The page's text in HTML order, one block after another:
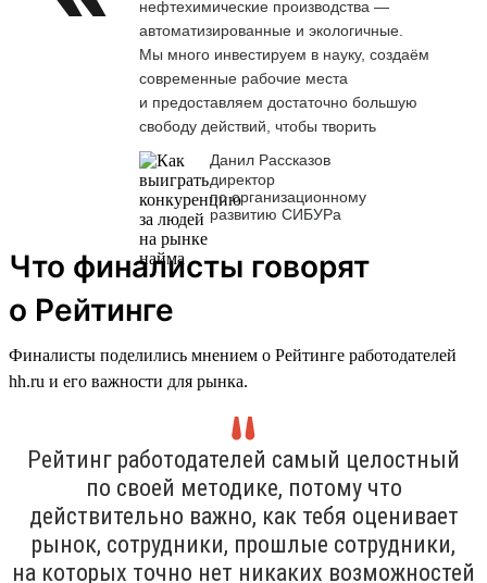
нефтехимические производства —
автоматизированные и экологичные.
Мы много инвестируем в науку, создаём
современные рабочие места
и предоставляем достаточно большую
свободу действий, чтобы творить
Данил Рассказов
директор
по организационному
развитию СИБУРа
Что финалисты говорят
о Рейтинге
Финалисты поделились мнением о Рейтинге работодателей
hh.ru и его важности для рынка.
Рейтинг работодателей самый целостный
по своей методике, потому что
действительно важно, как тебя оценивает
рынок, сотрудники, прошлые сотрудники,
на которых точно нет никаких возможностей